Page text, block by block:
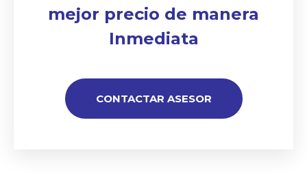
mejor precio de manera
Inmediata
CONTACTAR ASESOR